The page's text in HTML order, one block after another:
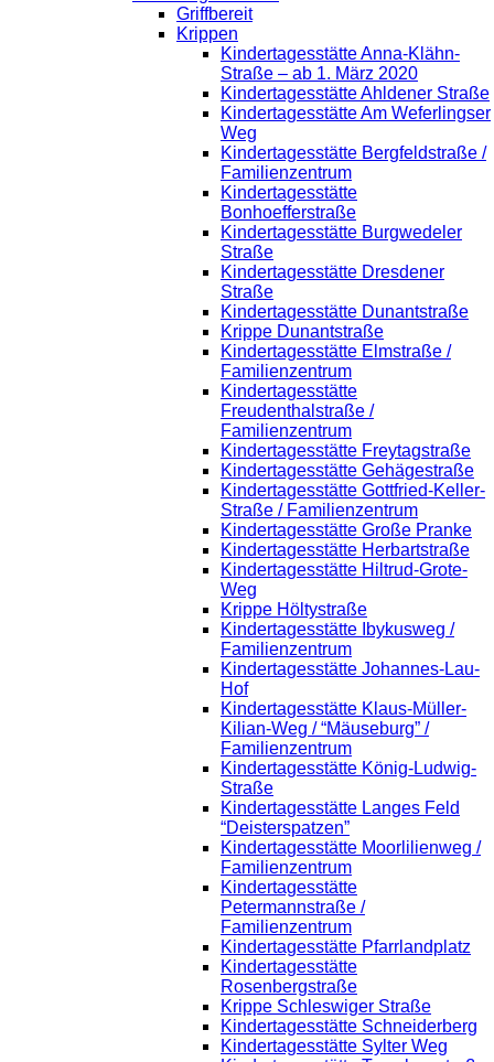
Griffbereit
Krippen
Kindertagesstätte Anna-Klähn-
Straße – ab 1. März 2020
Kindertagesstätte Ahldener Straße
Kindertagesstätte Am Weferlingser
Weg
Kindertagesstätte Bergfeldstraße /
Familienzentrum
Kindertagesstätte
Bonhoefferstraße
Kindertagesstätte Burgwedeler
Straße
Kindertagesstätte Dresdener
Straße
Kindertagesstätte Dunantstraße
Krippe Dunantstraße
Kindertagesstätte Elmstraße /
Familienzentrum
Kindertagesstätte
Freudenthalstraße /
Familienzentrum
Kindertagesstätte Freytagstraße
Kindertagesstätte Gehägestraße
Kindertagesstätte Gottfried-Keller-
Straße / Familienzentrum
Kindertagesstätte Große Pranke
Kindertagesstätte Herbartstraße
Kindertagesstätte Hiltrud-Grote-
Weg
Krippe Höltystraße
Kindertagesstätte Ibykusweg /
Familienzentrum
Kindertagesstätte Johannes-Lau-
Hof
Kindertagesstätte Klaus-Müller-
Kilian-Weg / “Mäuseburg” /
Familienzentrum
Kindertagesstätte König-Ludwig-
Straße
Kindertagesstätte Langes Feld
“Deisterspatzen”
Kindertagesstätte Moorlilienweg /
Familienzentrum
Kindertagesstätte
Petermannstraße /
Familienzentrum
Kindertagesstätte Pfarrlandplatz
Kindertagesstätte
Rosenbergstraße
Krippe Schleswiger Straße
Kindertagesstätte Schneiderberg
Kindertagesstätte Sylter Weg